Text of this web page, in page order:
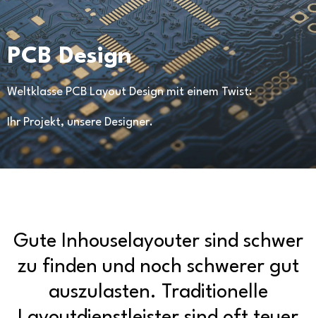
PCB Design
Weltklasse PCB Layout Design mit einem Twist:
Ihr Projekt, unsere Designer.
Gute Inhouselayouter sind schwer
zu finden und noch schwerer gut
auszulasten. Traditionelle